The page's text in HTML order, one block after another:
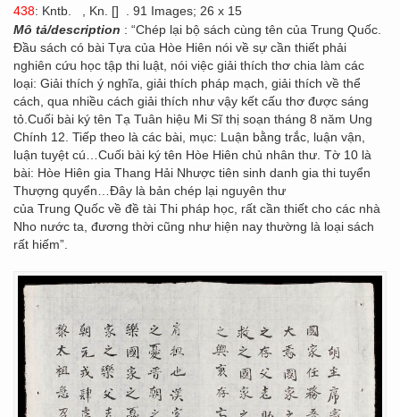
438: Kntb. , Kn. []
. 91 Images; 26 x 15
Mô tả/description : “Chép lại bộ sách cùng tên của Trung Quốc.
Đầu sách có bài Tựa của Hòe Hiên nói về sự cần thiết phải
nghiên cứu học tập thi luật, nói việc giải thích thơ chia làm các
loại: Giải thích ý nghĩa, giải thích pháp mạch, giải thích về thể
cách, qua nhiều cách giải thích như vậy kết cấu thơ được sáng
tỏ.Cuối bài ký tên Tạ Tuân hiệu Mi Sĩ thị soạn tháng 8 năm Ung
Chính 12. Tiếp theo là các bài, mục: Luận bằng trắc, luận vận,
luận tuyệt cú…Cuối bài ký tên Hòe Hiên chủ nhân thư. Tờ 10 là
bài: Hòe Hiên gia Thang Hải Nhược tiên sinh danh gia thi tuyển
Thượng quyển…Đây là bản chép lại nguyên thư
của Trung Quốc về đề tài Thi pháp học, rất cần thiết cho các nhà
Nho nước ta, đương thời cũng như hiện nay thường là loại sách
rất hiếm”.